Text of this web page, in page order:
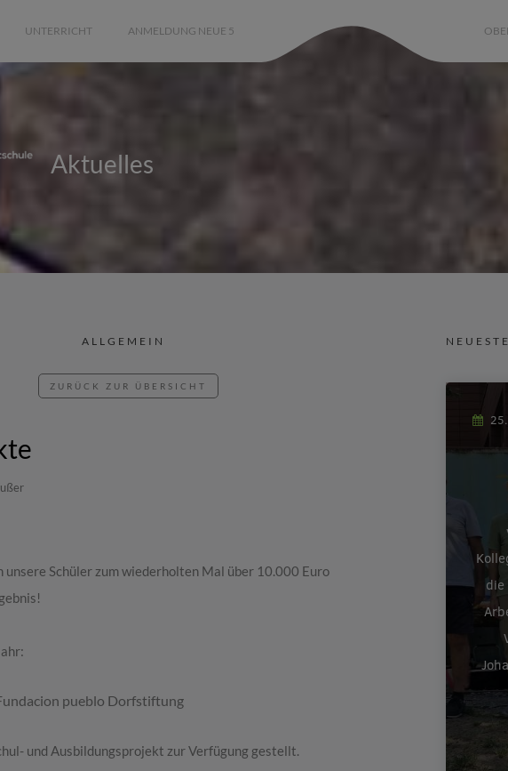
UNTERRICHT ANMELDUNG NEUE 5
Aktuelles
ALLGEMEIN
ZURÜCK ZUR ÜBERSICHT
Schüler zum wiederholten Mal über 10.000 Euro
pueblo Dorfstiftung
und Ausbildungsprojekt zur Verfügung gestellt.
die